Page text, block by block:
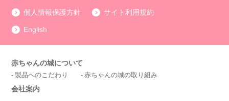
個人情報保護方針 サイト利用規約
English
赤ちゃんの城について
製品へのこだわり 赤ちゃんの城の取り組み
会社案内